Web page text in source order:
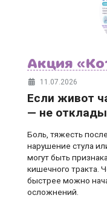
Акция
11.07.2026
Если живот
— не
Боль, тяжесть
нарушение стула
могут быть
кишечного тракта.
быстрее можно
осложнений.